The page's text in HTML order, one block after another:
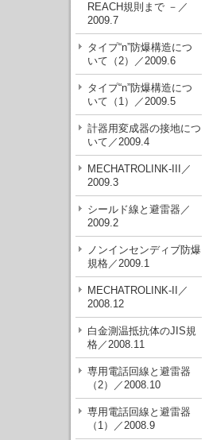
REACH規則まで －／
2009.7
タイプ“n”防爆構造につ
いて（2）／2009.6
タイプ“n”防爆構造につ
いて（1）／2009.5
計器用変成器の接地につ
いて／2009.4
MECHATROLINK-III／
2009.3
シールド線と避雷器／
2009.2
ノンインセンディブ防爆
規格／2009.1
MECHATROLINK-II／
2008.12
白金測温抵抗体のJIS規
格／2008.11
専用電話回線と避雷器
（2）／2008.10
専用電話回線と避雷器
（1）／2008.9